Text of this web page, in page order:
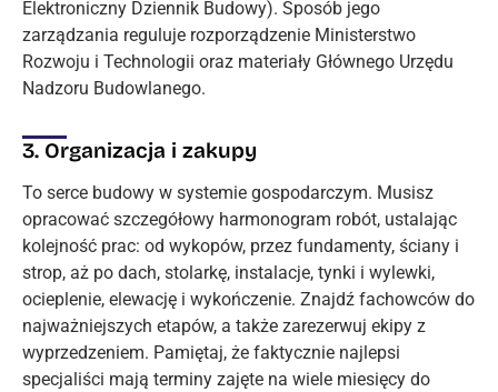
Elektroniczny Dziennik Budowy). Sposób jego
zarządzania reguluje rozporządzenie Ministerstwo
Rozwoju i Technologii oraz materiały Głównego Urzędu
Nadzoru Budowlanego.
3. Organizacja i zakupy
To serce budowy w systemie gospodarczym. Musisz
opracować szczegółowy harmonogram robót, ustalając
kolejność prac: od wykopów, przez fundamenty, ściany i
strop, aż po dach, stolarkę, instalacje, tynki i wylewki,
ocieplenie, elewację i wykończenie. Znajdź fachowców do
najważniejszych etapów, a także zarezerwuj ekipy z
wyprzedzeniem. Pamiętaj, że faktycznie najlepsi
specjaliści mają terminy zajęte na wiele miesięcy do